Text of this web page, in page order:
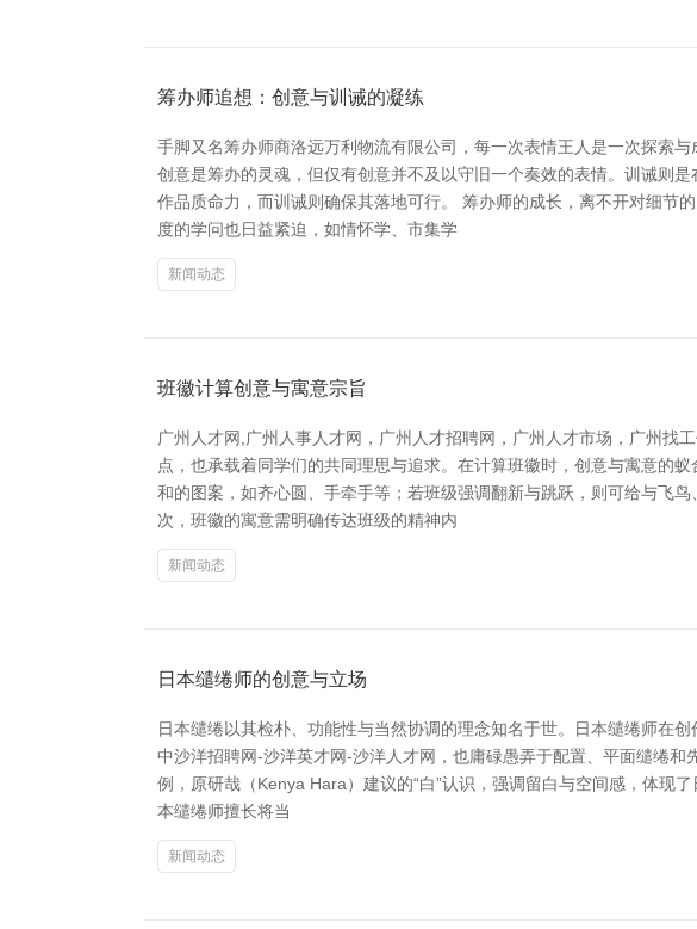
筹办师追想：创意与训诫的凝练
手脚又名筹办师商洛远万利物流有限公司，每一次表情王人是一次探索
创意是筹办的灵魂，但仅有创意并不及以守旧一个奏效的表情。训诫则
作品质命力，而训诫则确保其落地可行。 筹办师的成长，离不开对细节
度的学问也日益紧迫，如情怀学、市集学
新闻动态
班徽计算创意与寓意宗旨
广州人才网,广州人事人才网，广州人才招聘网，广州人才市场，广州找
点，也承载着同学们的共同理思与追求。在计算班徽时，创意与寓意的
和的图案，如齐心圆、手牵手等；若班级强调翻新与跳跃，则可给与飞
次，班徽的寓意需明确传达班级的精神内
新闻动态
日本缱绻师的创意与立场
日本缱绻以其检朴、功能性与当然协调的理念知名于世。日本缱绻师在
中沙洋招聘网-沙洋英才网-沙洋人才网，也庸碌愚弄于配置、平面缱绻
例，原研哉（Kenya Hara）建议的“白”认识，强调留白与空间感，体现
本缱绻师擅长将当
新闻动态